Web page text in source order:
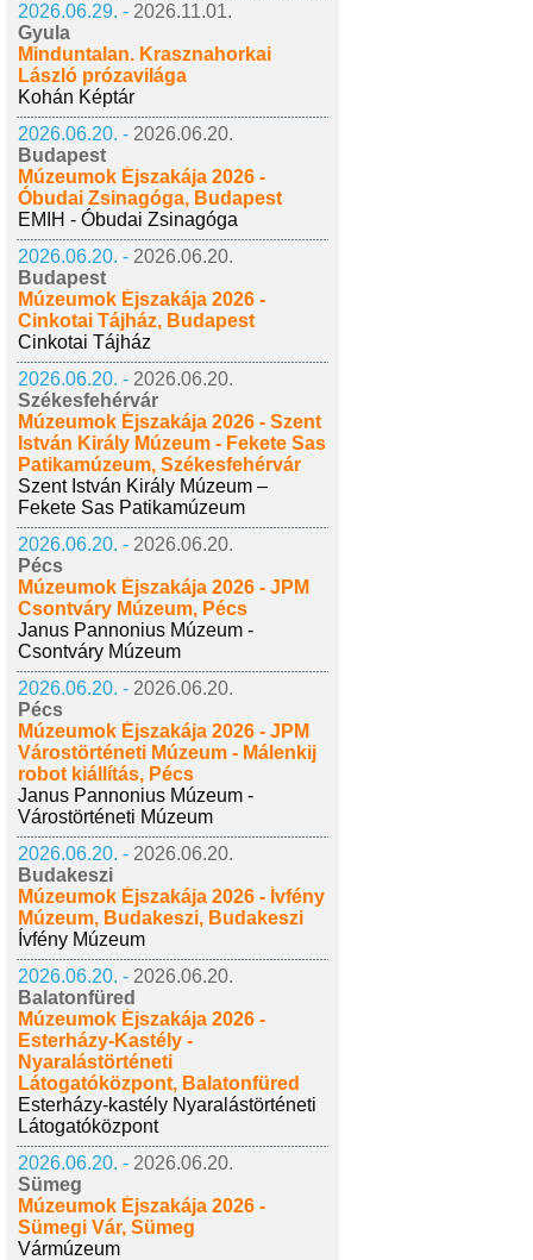
2026.06.29. - 2026.11.01.
Gyula
Minduntalan. Krasznahorkai
László prózavilága
Kohán Képtár
2026.06.20. - 2026.06.20.
Budapest
Múzeumok Éjszakája 2026 -
Óbudai Zsinagóga, Budapest
EMIH - Óbudai Zsinagóga
2026.06.20. - 2026.06.20.
Budapest
Múzeumok Éjszakája 2026 -
Cinkotai Tájház, Budapest
Cinkotai Tájház
2026.06.20. - 2026.06.20.
Székesfehérvár
Múzeumok Éjszakája 2026 - Szent
István Király Múzeum - Fekete Sas
Patikamúzeum, Székesfehérvár
Szent István Király Múzeum –
Fekete Sas Patikamúzeum
2026.06.20. - 2026.06.20.
Pécs
Múzeumok Éjszakája 2026 - JPM
Csontváry Múzeum, Pécs
Janus Pannonius Múzeum -
Csontváry Múzeum
2026.06.20. - 2026.06.20.
Pécs
Múzeumok Éjszakája 2026 - JPM
Várostörténeti Múzeum - Málenkij
robot kiállítás, Pécs
Janus Pannonius Múzeum -
Várostörténeti Múzeum
2026.06.20. - 2026.06.20.
Budakeszi
Múzeumok Éjszakája 2026 - Ívfény
Múzeum, Budakeszi, Budakeszi
Ívfény Múzeum
2026.06.20. - 2026.06.20.
Balatonfüred
Múzeumok Éjszakája 2026 -
Esterházy-Kastély -
Nyaralástörténeti
Látogatóközpont, Balatonfüred
Esterházy-kastély Nyaralástörténeti
Látogatóközpont
2026.06.20. - 2026.06.20.
Sümeg
Múzeumok Éjszakája 2026 -
Sümegi Vár, Sümeg
Vármúzeum